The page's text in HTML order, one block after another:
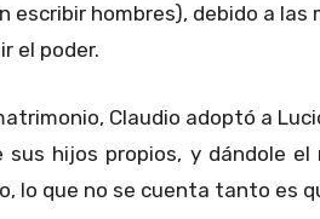
escribir hombres), debido a
el poder.
Claudio adoptó a
sus hijos propios, y dándole el
lo que no se cuenta tanto es